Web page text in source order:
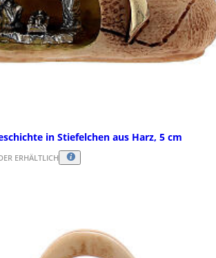
in Stiefelchen aus Harz, 5 cm
ERHÄLTLICH